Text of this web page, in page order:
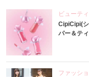
ビューテ
CipiCipi(
パー＆テ
ファッシ